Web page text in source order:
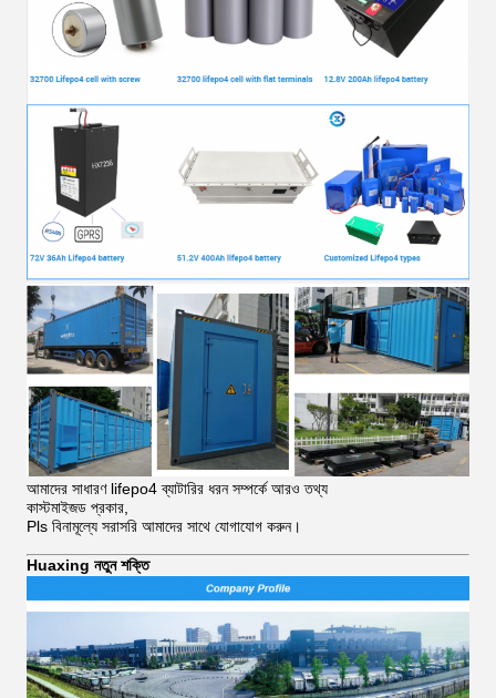
আমাদের সাধারণ lifepo4 ব্যাটারির ধরন সম্পর্কে আরও তথ্য
কাস্টমাইজড প্রকার,
Pls বিনামূল্যে সরাসরি আমাদের সাথে যোগাযোগ করুন।
Huaxing নতুন শক্তি